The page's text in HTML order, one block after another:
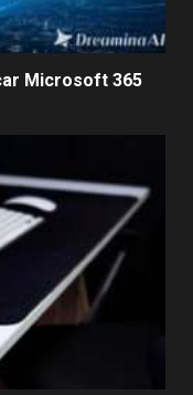
Microsoft 365